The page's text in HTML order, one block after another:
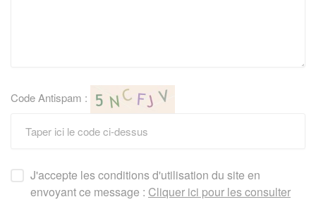
Code Antispam :
J'accepte les conditions d'utilisation du site en
envoyant ce message : Cliquer ici pour les consulter